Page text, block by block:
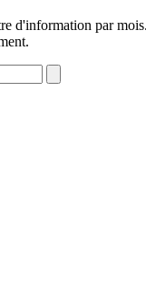
d'information par